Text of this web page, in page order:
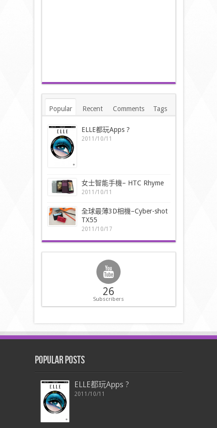
Popular Recent Comments Tags
ELLE都玩Apps ?
2011/10/11
女士智能手機– HTC Rhyme
2011/10/11
全球最薄3D相機–Cyber-shot
TX55
2011/10/17
26
Subscribers
Popular Posts
ELLE都玩Apps ?
2011/10/11